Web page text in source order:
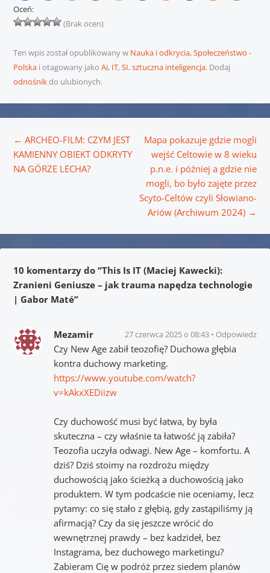
Oceń:
(Brak ocen)
Ten wpis został opublikowany w Nauka i odkrycia,Społeczeństwo -
Polskai otagowany jako Ai, IT,SI,sztuczna inteligencja. Dodaj
odnośnikdo ulubionych.
← ARCHEO-FILM: CZYM JEST
KAMIENNY OBIEKT ODKRYTY
NA GÓRZE LECHA?
Mapa pokazuje gdzie mogli
wejść Celtowie w 8 wieku
p.n.e. i później a gdzie nie
mogli, bo było zajęte przez
Scyto-Celtów czyli Słowiano-
Ariów (Archiwum 2024) →
10 komentarzy do “This Is IT (Maciej Kawecki):
Zranieni Geniusze – jak trauma napędza technologie
| Gabor Maté”
Mezamir 27 czerwca 2025 o 08:43 Odpowiedz
Czy New Age zabił teozofię? Duchowa głębia
kontra duchowy marketing.
https://www.youtube.com/watch?
v=kAkxXEDiizw
Czy duchowość musi być łatwa, by była
skuteczna – czy właśnie ta łatwość ją zabiła?
Teozofia uczyła odwagi. New Age – komfortu. A
dziś? Dziś stoimy na rozdrożu między
duchowością jako ścieżką a duchowością jako
produktem. W tym podcaście nie oceniamy, lecz
pytamy: co się stało z głębią, gdy zastąpiliśmy ją
afirmacją? Czy da się jeszcze wrócić do
wewnętrznej prawdy – bez kadzideł, bez
Instagrama, bez duchowego marketingu?
Zabieram Cię w podróż przez siedem planów